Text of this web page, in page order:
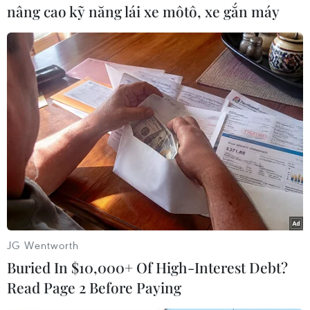
Như vậy, ở mức giá hiện tại, giá vàng Rồng
Thăng Long tiếp tục thấp hơn thương hiệu SJC
khoảng 10,3 triệu đồng/lượng.
- Biến động giá vàng trong nước từ đầu tuần:
nâng cao kỹ năng lái xe môtô, xe gắn máy
JG Wentworth
Buried In $10,000+ Of High-Interest Debt?
Read Page 2 Before Paying